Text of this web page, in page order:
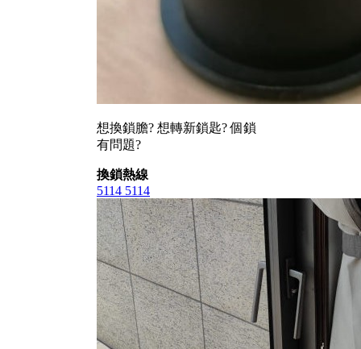
想換鎖膽? 想轉新鎖匙? 個鎖
有問題?
換鎖熱線
5114 5114